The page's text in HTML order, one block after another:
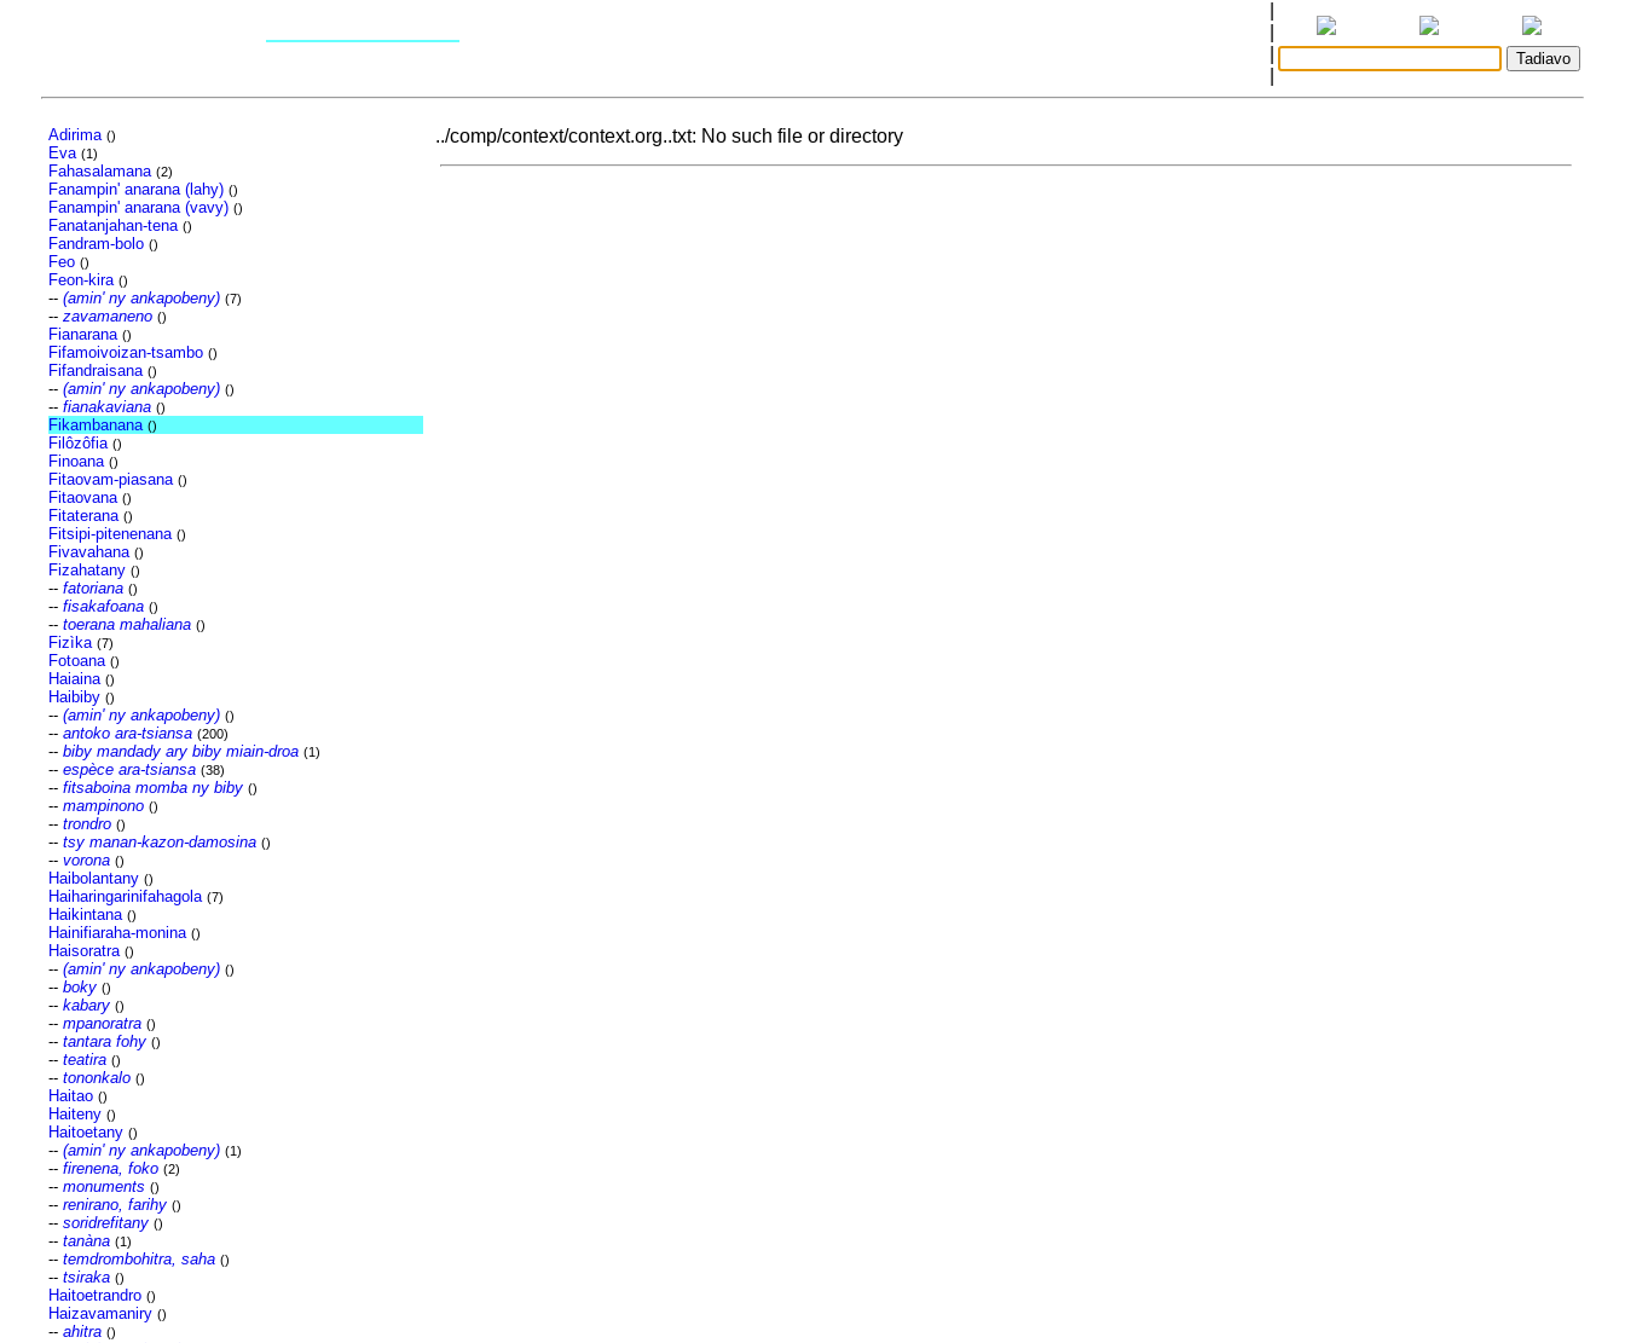
Adirima ()
Eva (1)
Fahasalamana (2)
Fanampin' anarana (lahy) ()
Fanampin' anarana (vavy) ()
Fanatanjahan-tena ()
Fandram-bolo ()
Feo ()
Feon-kira ()
-- (amin' ny ankapobeny) (7)
-- zavamaneno ()
Fianarana ()
Fifamoivoizan-tsambo ()
Fifandraisana ()
-- (amin' ny ankapobeny) ()
-- fianakaviana ()
Fikambanana ()
Filôzôfia ()
Finoana ()
Fitaovam-piasana ()
Fitaovana ()
Fitaterana ()
Fitsipi-pitenenana ()
Fivavahana ()
Fizahatany ()
-- fatoriana ()
-- fisakafoana ()
-- toerana mahaliana ()
Fizìka (7)
Fotoana ()
Haiaina ()
Haibiby ()
-- (amin' ny ankapobeny) ()
-- antoko ara-tsiansa (200)
-- biby mandady ary biby miain-droa (1)
-- espèce ara-tsiansa (38)
-- fitsaboina momba ny biby ()
-- mampinono ()
-- trondro ()
-- tsy manan-kazon-damosina ()
-- vorona ()
Haibolantany ()
Haiharingarinifahagola (7)
Haikintana ()
Hainifiaraha-monina ()
Haisoratra ()
-- (amin' ny ankapobeny) ()
-- boky ()
-- kabary ()
-- mpanoratra ()
-- tantara fohy ()
-- teatira ()
-- tononkalo ()
Haitao ()
Haiteny ()
Haitoetany ()
-- (amin' ny ankapobeny) (1)
-- firenena, foko (2)
-- monuments ()
-- renirano, farihy ()
-- soridrefitany ()
-- tanàna (1)
-- temdrombohitra, saha ()
-- tsiraka ()
Haitoetrandro ()
Haizavamaniry ()
-- ahitra ()
../comp/context/context.org..txt: No such file or directory